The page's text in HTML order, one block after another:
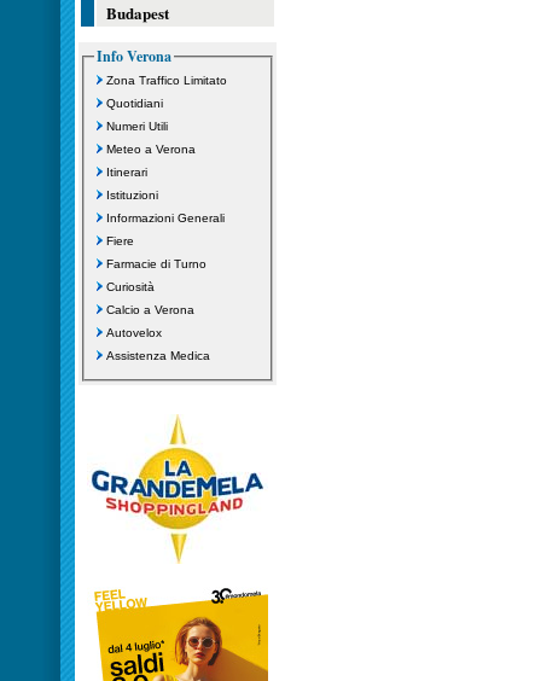
Budapest
Info Verona
Zona Traffico Limitato
Quotidiani
Numeri Utili
Meteo a Verona
Itinerari
Istituzioni
Informazioni Generali
Fiere
Farmacie di Turno
Curiosità
Calcio a Verona
Autovelox
Assistenza Medica